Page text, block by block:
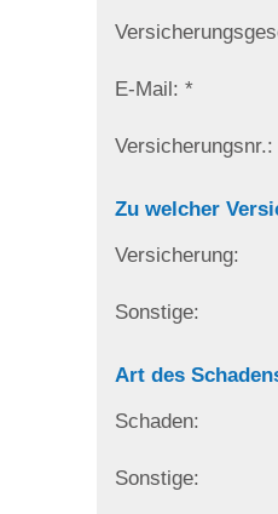
E-Mail: *
Versicherungsnr.:
Zu welcher
Versicherung:
Sonstige:
Art des
Schaden:
Sonstige: